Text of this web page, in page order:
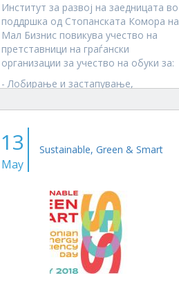
Институт за развој на заедницата во
поддршка од Стопанската Комора на
Мал Бизнис повикува учество на
претставници на граѓански
организации за учество на обуки за:
- Лобирање и застапување,
Мај 2018, Крушево
- Стратешко планирање...
13
May
Sustainable, Green & Smart